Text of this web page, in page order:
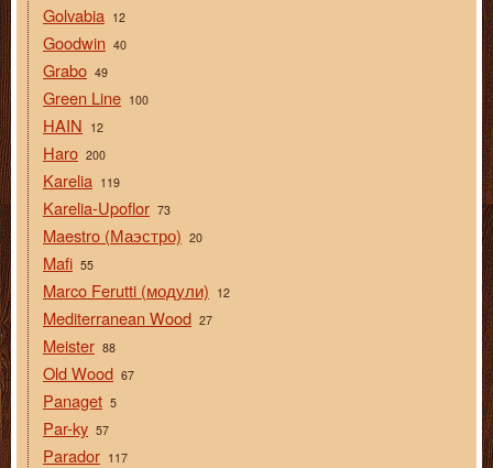
Golvabia 12
Goodwin 40
Grabo 49
Green Line 100
HAIN 12
Haro 200
Karelia 119
Karelia-Upoflor 73
Maestro (Маэстро) 20
Mafi 55
Marco Ferutti (модули) 12
Mediterranean Wood 27
Meister 88
Old Wood 67
Panaget 5
Par-ky 57
Parador 117